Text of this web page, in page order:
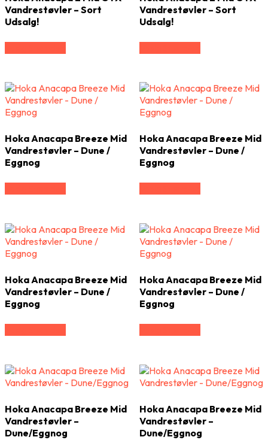
Vandrestøvler – Sort
Udsalg!
Vandrestøvler – Sort
Udsalg!
Hoka Anacapa Breeze Mid
Vandrestøvler – Dune /
Eggnog
Hoka Anacapa Breeze Mid
Vandrestøvler – Dune /
Eggnog
Hoka Anacapa Breeze Mid
Vandrestøvler – Dune /
Eggnog
Hoka Anacapa Breeze Mid
Vandrestøvler – Dune /
Eggnog
Hoka Anacapa Breeze Mid
Vandrestøvler –
Dune/Eggnog
Hoka Anacapa Breeze Mid
Vandrestøvler –
Dune/Eggnog